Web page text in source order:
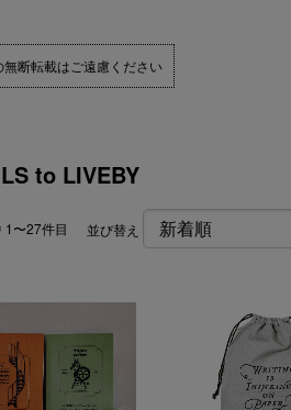
無断転載はご遠慮ください
to LIVEBY
1〜27件目 並び替え